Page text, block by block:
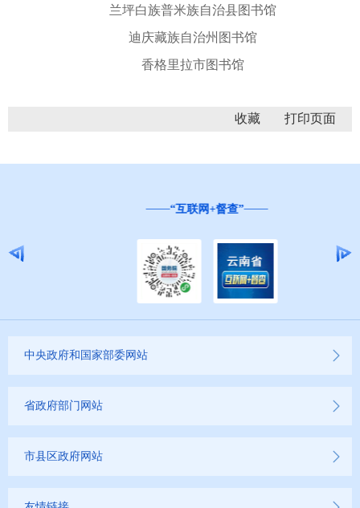
兰坪白族普米族自治县图书馆
迪庆藏族自治州图书馆
香格里拉市图书馆
收藏
“互联网+督查”
中央政府和国家部委网站
省政府部门网站
市县区政府网站